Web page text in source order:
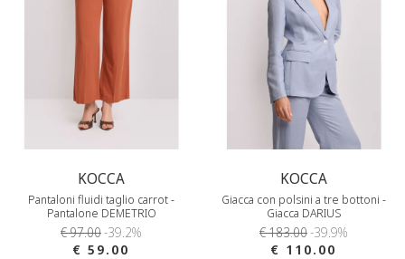
KOCCA
Pantaloni fluidi taglio carrot -
Pantalone DEMETRIO
€ 97.00-39.2%
€ 59.00
KOCCA
Giacca con polsini a tre bottoni -
Giacca DARIUS
€ 183.00-39.9%
€ 110.00